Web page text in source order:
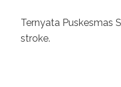
Ternyata Puskesmas
stroke.